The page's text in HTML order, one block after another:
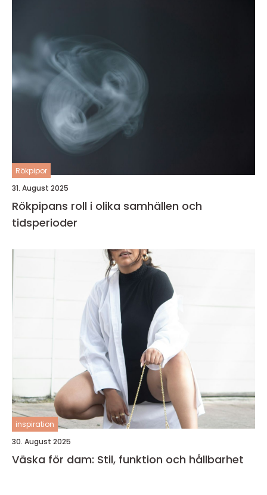
Rökpipor
31. August 2025
Rökpipans roll i olika samhällen och
tidsperioder
inspiration
30. August 2025
Väska för dam: Stil, funktion och hållbarhet